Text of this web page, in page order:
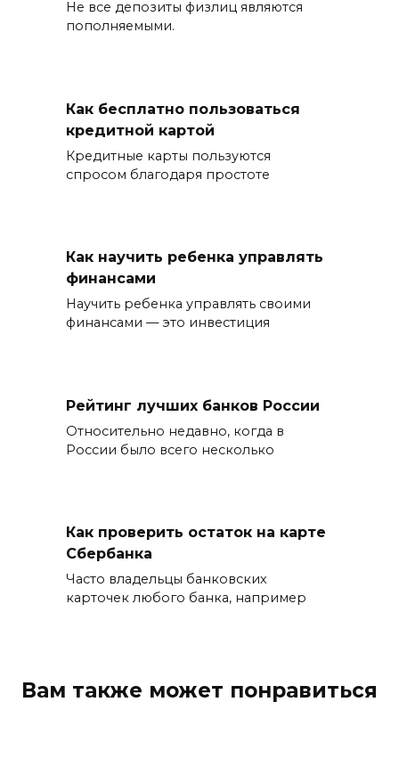
Не все депозиты физлиц являются
пополняемыми.
Как бесплатно пользоваться
кредитной картой
Кредитные карты пользуются
спросом благодаря простоте
Как научить ребенка управлять
финансами
Научить ребенка управлять своими
финансами — это инвестиция
Рейтинг лучших банков России
Относительно недавно, когда в
России было всего несколько
Как проверить остаток на карте
Сбербанка
Часто владельцы банковских
карточек любого банка, например
Вам также может понравиться